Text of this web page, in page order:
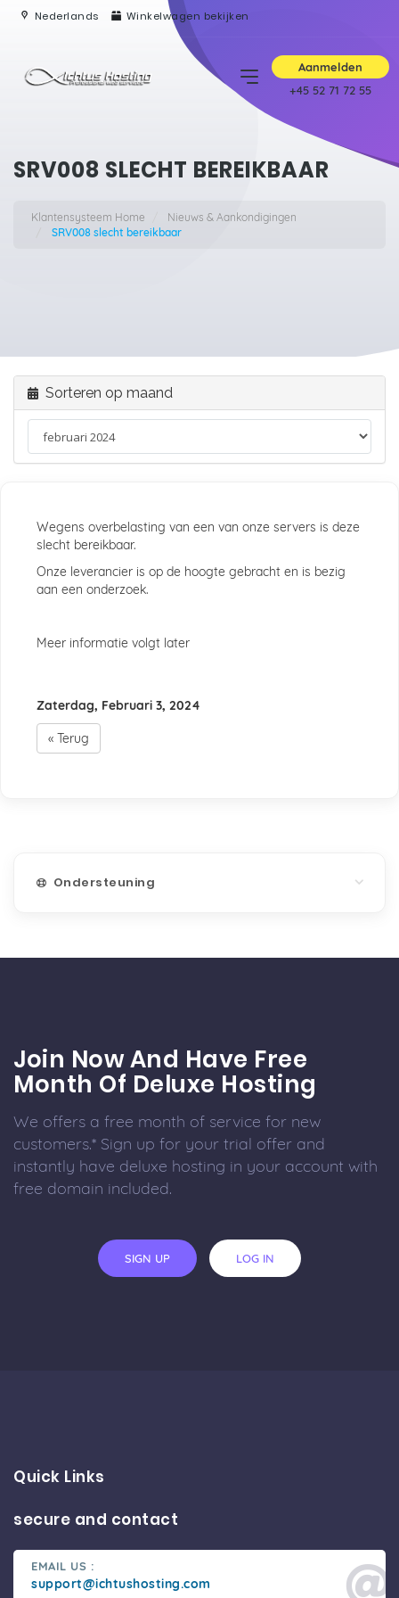
Nederlands Winkelwagen bekijken
Aanmelden
+45 52 71 72 55
SRV008 SLECHT BEREIKBAAR
Klantensysteem Home
Nieuws & Aankondigingen
SRV008 slecht bereikbaar
Sorteren op maand
Wegens overbelasting van een van onze servers is deze
slecht bereikbaar.
Onze leverancier is op de hoogte gebracht en is bezig
aan een onderzoek.
Meer informatie volgt later
Zaterdag, Februari 3, 2024
« Terug
Ondersteuning
Join Now And Have Free
Month Of Deluxe Hosting
We offers a free month of service for new
customers.* Sign up for your trial offer and
instantly have deluxe hosting in your account with
free domain included.
SIGN UP LOG IN
Quick Links
secure and contact
EMAIL US :
support@ichtushosting.com